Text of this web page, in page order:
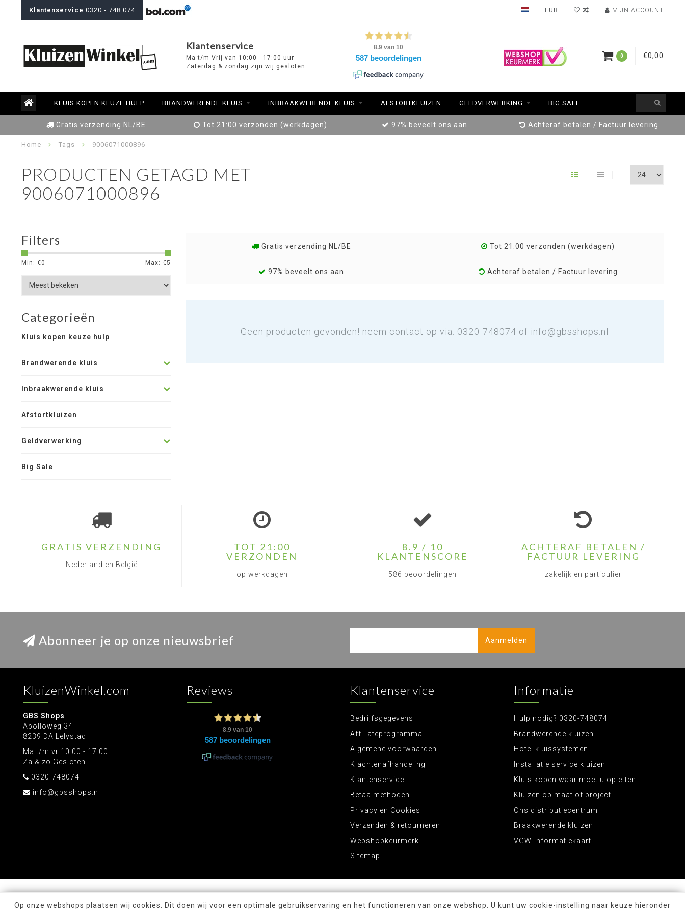
Klantenservice 0320 - 748 074 EUR MIJN ACCOUNT
Klantenservice
Ma t/m Vrij van 10:00 - 17:00 uur
Zaterdag & zondag zijn wij gesloten
0 €0,00
KLUIS KOPEN KEUZE HULP BRANDWERENDE KLUIS INBRAAKWERENDE KLUIS AFSTORTKLUIZEN GELDVERWERKING BIG SALE
Gratis verzending NL/BE Tot 21:00 verzonden (werkdagen) 97% beveelt ons aan Achteraf betalen / Factuur levering
Home Tags 9006071000896
PRODUCTEN GETAGD MET
9006071000896
Filters
Min: €0 Max: €5
Categorieën
Kluis kopen keuze hulp
Brandwerende kluis
Inbraakwerende kluis
Afstortkluizen
Geldverwerking
Big Sale
Gratis verzending NL/BE Tot 21:00 verzonden (werkdagen)
97% beveelt ons aan Achteraf betalen / Factuur levering
Geen producten gevonden! neem contact op via: 0320-748074 of info@gbsshops.nl
GRATIS VERZENDING
Nederland en België
TOT 21:00
VERZONDEN
op werkdagen
8.9 / 10
KLANTENSCORE
586 beoordelingen
ACHTERAF BETALEN /
FACTUUR LEVERING
zakelijk en particulier
Abonneer je op onze nieuwsbrief Aanmelden
KluizenWinkel.com
GBS Shops
Apolloweg 34
8239 DA Lelystad
Ma t/m vr 10:00 - 17:00
Za & zo Gesloten
0320-748074
info@gbsshops.nl
Reviews Klantenservice
Bedrijfsgegevens
Affiliateprogramma
Algemene voorwaarden
Klachtenafhandeling
Klantenservice
Betaalmethoden
Privacy en Cookies
Verzenden & retourneren
Webshopkeurmerk
Sitemap
Informatie
Hulp nodig? 0320-748074
Brandwerende kluizen
Hotel kluissystemen
Installatie service kluizen
Kluis kopen waar moet u opletten
Kluizen op maat of project
Ons distributiecentrum
Braakwerende kluizen
VGW-informatiekaart
Op onze webshops plaatsen wij cookies. Dit doen wij voor een optimale gebruikservaring en het functioneren van onze webshop. U kunt uw cookie-instelling naar keuze hieronder